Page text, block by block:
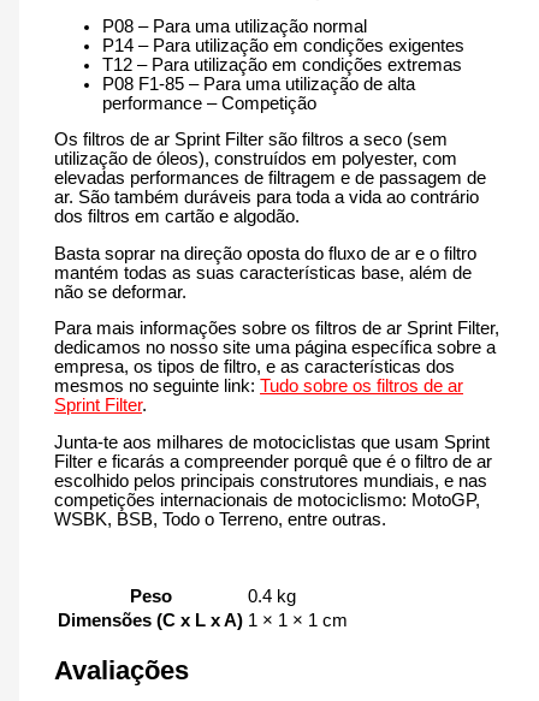
P08 – Para uma utilização normal
P14 – Para utilização em condições exigentes
T12 – Para utilização em condições extremas
P08 F1-85 – Para uma utilização de alta
performance – Competição
Os filtros de ar Sprint Filter são filtros a seco (sem
utilização de óleos), construídos em polyester, com
elevadas performances de filtragem e de passagem de
ar. São também duráveis para toda a vida ao contrário
dos filtros em cartão e algodão.
Basta soprar na direção oposta do fluxo de ar e o filtro
mantém todas as suas características base, além de
não se deformar.
Para mais informações sobre os filtros de ar Sprint Filter,
dedicamos no nosso site uma página específica sobre a
empresa, os tipos de filtro, e as características dos
mesmos no seguinte link:Tudo sobre os filtros de ar
Sprint Filter.
Junta-te aos milhares de motociclistas que usam Sprint
Filter e ficarás a compreender porquê que é o filtro de ar
escolhido pelos principais construtores mundiais, e nas
competições internacionais de motociclismo: MotoGP,
WSBK, BSB, Todo o Terreno, entre outras.
Peso
0.4 kg
Dimensões (C x L x A) 1 × 1 × 1 cm
Avaliações